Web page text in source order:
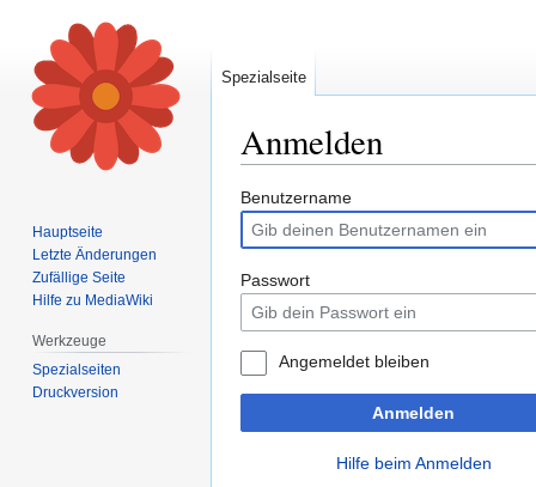
Anmelden
Zur
Navigation
springen
Zur
Suche
springen
Benutzername
Passwort
Angemeldet bleiben
Anmelden
Hilfe beim Anmelden
Spezialseite
Hauptseite
Letzte Änderungen
Zufällige Seite
Hilfe zu MediaWiki
Werkzeuge
Spezialseiten
Druckversion